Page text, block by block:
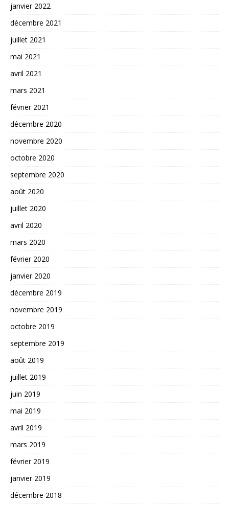
janvier 2022
décembre 2021
juillet 2021
mai 2021
avril 2021
mars 2021
février 2021
décembre 2020
novembre 2020
octobre 2020
septembre 2020
août 2020
juillet 2020
avril 2020
mars 2020
février 2020
janvier 2020
décembre 2019
novembre 2019
octobre 2019
septembre 2019
août 2019
juillet 2019
juin 2019
mai 2019
avril 2019
mars 2019
février 2019
janvier 2019
décembre 2018